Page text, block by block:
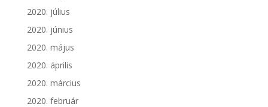
2020. július
2020. június
2020. május
2020. április
2020. március
2020. február